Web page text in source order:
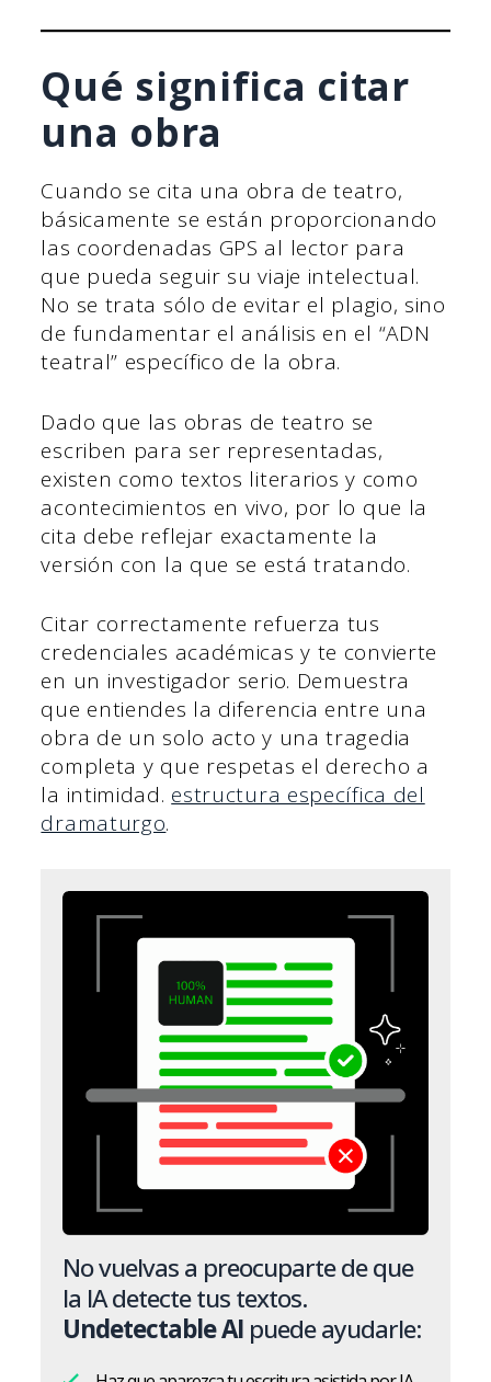
Qué significa citar
una obra
Cuando se cita una obra de teatro,
básicamente se están proporcionando
las coordenadas GPS al lector para
que pueda seguir su viaje intelectual.
No se trata sólo de evitar el plagio, sino
de fundamentar el análisis en el “ADN
teatral” específico de la obra.
Dado que las obras de teatro se
escriben para ser representadas,
existen como textos literarios y como
acontecimientos en vivo, por lo que la
cita debe reflejar exactamente la
versión con la que se está tratando.
Citar correctamente refuerza tus
credenciales académicas y te convierte
en un investigador serio. Demuestra
que entiendes la diferencia entre una
obra de un solo acto y una tragedia
completa y que respetas el derecho a
la intimidad. estructura específica del
dramaturgo.
No vuelvas a preocuparte de que
la IA detecte tus textos.
Undetectable AI puede ayudarle: